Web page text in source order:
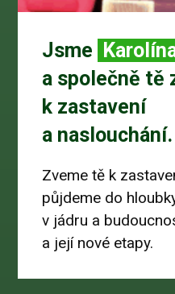
Jsme
a společně tě
k zastavení
a naslouchání.
Zveme tě k
půjdeme do
v jádru a
a její nové etapy.